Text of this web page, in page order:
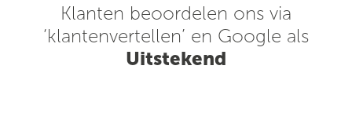
Klanten beoordelen ons via
‘klantenvertellen’ en Google als
Uitstekend